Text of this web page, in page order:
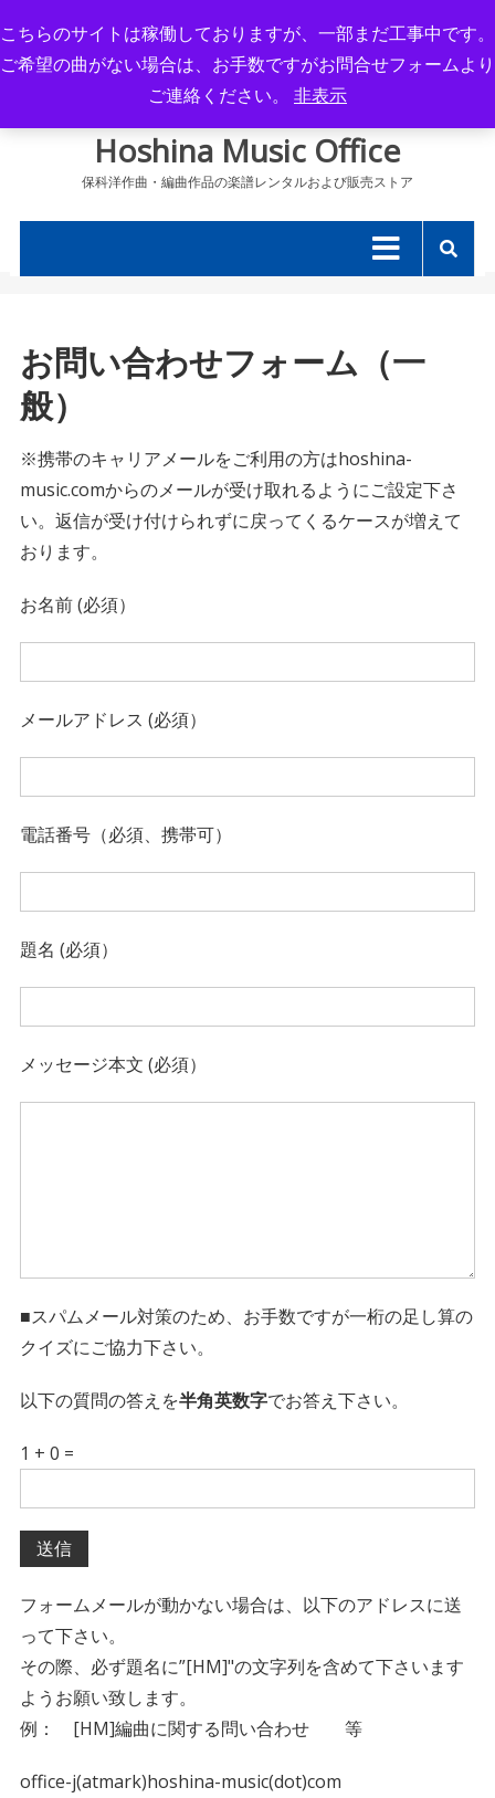
to
content
Hoshina Music Office
保科洋作曲・編曲作品の楽譜レンタルおよび販売ストア
お問い合わせフォーム（一
般）
※携帯のキャリアメールをご利用の方はhoshina-
music.comからのメールが受け取れるようにご設定下さ
い。返信が受け付けられずに戻ってくるケースが増えて
おります。
お名前 (必須）
メールアドレス (必須）
電話番号（必須、携帯可）
題名 (必須）
メッセージ本文 (必須）
■スパムメール対策のため、お手数ですが一桁の足し算の
クイズにご協力下さい。
以下の質問の答えを半角英数字でお答え下さい。
1 + 0 =
フォームメールが動かない場合は、以下のアドレスに送
って下さい。
その際、必ず題名に”[HM]"の文字列を含めて下さいます
ようお願い致します。
例： [HM]編曲に関する問い合わせ 等
office-j(atmark)hoshina-music(dot)com
こちらのサイトは稼働しておりますが、一部まだ工事中です。
ご希望の曲がない場合は、お手数ですがお問合せフォームより
ご連絡ください。 非表示